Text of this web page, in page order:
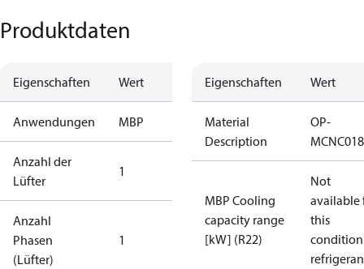
Produktdaten
Eigenschaften Wert
Anwendungen MBP
Anzahl der
Lüfter
1
Anzahl
Phasen
(Lüfter)
1
Eigenschaften Wert
Material
Description
OP-
MBP Cooling
capacity range
[kW] (R22)
Not
available
this